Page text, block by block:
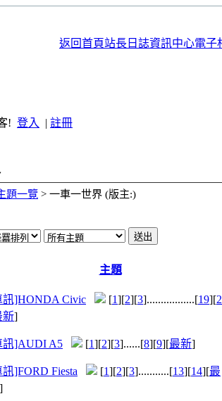
返回首頁站長日誌資訊中心電子
! 登入 | 註冊
題一覽 > 一車一世界 (版主:)
主題
訊]HONDA Civic [1][2][3].................[19][
新]
訊]AUDI A5 [1][2][3]......[8][9][最新]
訊]FORD Fiesta
[1][2][3]...........[13][14][最
]